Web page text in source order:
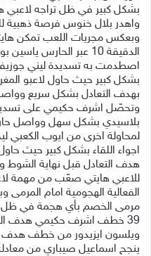
بشكل كبير في ظل تراجه لاعبي
واهدر بلال خنوس فرصة ذهبية
وبعكس مجريات اللعب تمكن
الدقيقة 10 عبر الحارس
اصطدمت به تسديدة ليني
بشكل كبير حيث حاول لاعبو
بهدف التعادل بشكل سريع
وتحصّل اشرف حكيمي على
بلاسيدي بشكل سهل وواصل
لمحاولة اخرى من ايوب الكعبي
اجواء اللقاء بشكل كبير حيث
هدف التعادل قبل نهاية الشوط
للاعبي هايتي صعّب من مهمة
الفعالية الهجومية امام
مرمى الخصم بأي هجمة في ظل
39 خطف اشرف حكيمي هدف